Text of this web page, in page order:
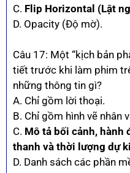
C. Flip Horizontal (Lật
D. Opacity (Độ mờ).
Câu 17: Một “kịch bản
tiết trước khi làm phim
những thông tin gì?
A. Chỉ gồm lời thoại.
B. Chỉ gồm hình vẽ nhân
C. Mô tả bối cảnh, hành
thanh và thời lượng dự
D. Danh sách các phần